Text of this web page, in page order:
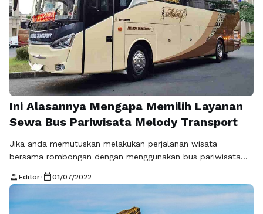
Ini Alasannya Mengapa Memilih Layanan
Sewa Bus Pariwisata Melody Transport
Jika anda memutuskan melakukan perjalanan wisata
bersama rombongan dengan menggunakan bus pariwisata
seperti fasilitas, kenyamanan dalam perjalanan dan masih
banyak yang lain sebagainya. Nah, jika anda sedang membuat
rencana perjalanan wisata, rekomendasi bus pariwisata yang
person Editor• calendar_today01/07/2022